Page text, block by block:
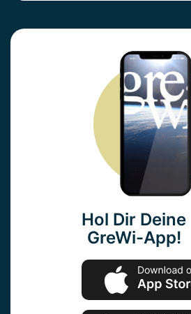
Hol Dir Deine
GreWi-App!